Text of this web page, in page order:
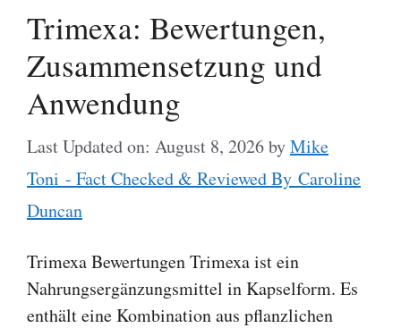
Trimexa: Bewertungen,
Zusammensetzung und
Anwendung
Last Updated on: August 8, 2026byMike
Toni - Fact Checked & Reviewed By Caroline
Duncan
Trimexa Bewertungen Trimexa ist ein
Nahrungsergänzungsmittel in Kapselform. Es
enthält eine Kombination aus pflanzlichen